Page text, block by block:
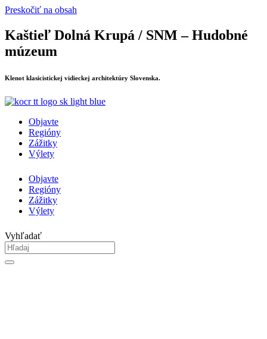
Preskočiť na obsah
Kaštieľ Dolná Krupá / SNM – Hudobné
múzeum
Klenot klasicistickej vidieckej architektúry Slovenska.
Objavte
Regióny
Zážitky
Výlety
Objavte
Regióny
Zážitky
Výlety
Vyhľadať